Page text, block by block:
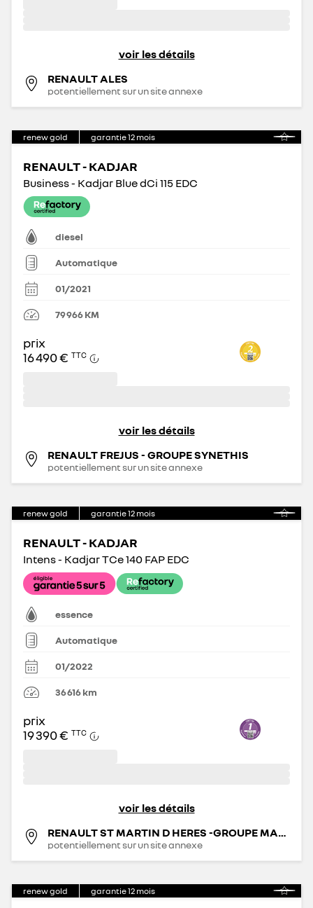
voir les détails
RENAULT ALES
potentiellement sur un site annexe
renew gold garantie12 mois
RENAULT - KADJAR
Business - Kadjar Blue dCi 115 EDC
diesel
Automatique
01/2021
79 966KM
prix
16 490 € TTC
voir les détails
RENAULT FREJUS - GROUPE SYNETHIS
potentiellement sur un site annexe
renew gold garantie12 mois
RENAULT - KADJAR
Intens - Kadjar TCe 140 FAP EDC
essence
Automatique
01/2022
36 616km
prix
19 390 € TTC
voir les détails
RENAULT ST MARTIN D HERES -GROUPE MANUEL
potentiellement sur un site annexe
renew gold garantie12 mois